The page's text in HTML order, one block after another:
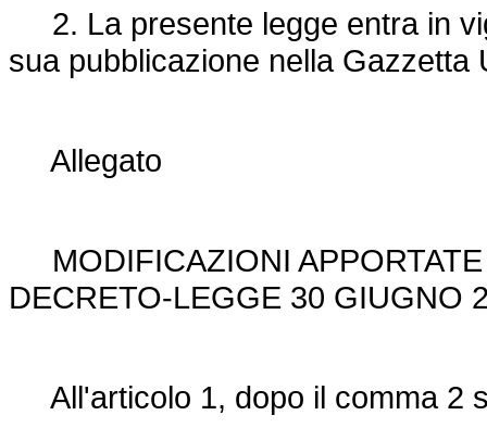
2. La presente legge entra in
sua pubblicazione nella Gazzetta
Allegato
MODIFICAZIONI
DECRETO-LEGGE 30 GIUGNO
All'articolo 1, dopo il comma 2